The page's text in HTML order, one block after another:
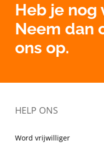
Heb je nog
Neem dan
ons op.
HELP ONS
Word vrijwilliger